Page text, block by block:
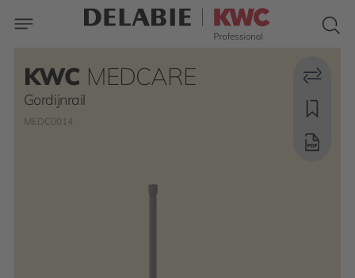
KWC MEDCARE
Gordijnrail
MEDC0014